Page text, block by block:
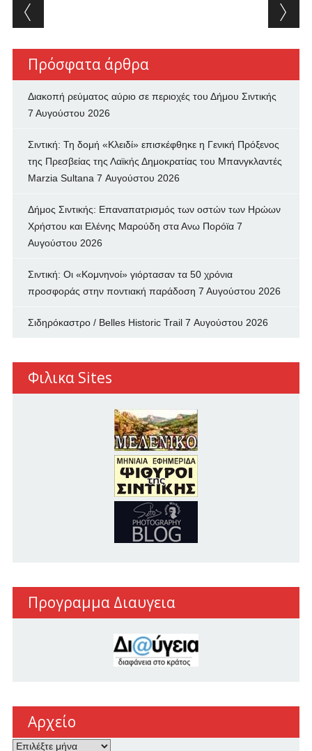
Post navigation
Πρόσφατα άρθρα
Διακοπή ρεύματος αύριο σε περιοχές του Δήμου Σιντικής
7 Αυγούστου 2026
Σιντική: Τη δομή «Κλειδί» επισκέφθηκε η Γενική Πρόξενος
της Πρεσβείας της Λαϊκής Δημοκρατίας του Μπανγκλαντές
Marzia Sultana 7 Αυγούστου 2026
Δήμος Σιντικής: Επαναπατρισμός των oστών των Ηρώων
Χρήστου και Ελένης Μαρούδη στα Ανω Πορόϊα 7
Αυγούστου 2026
Σιντική: Οι «Κομνηνοί» γιόρτασαν τα 50 χρόνια
προσφοράς στην ποντιακή παράδοση 7 Αυγούστου 2026
Σιδηρόκαστρο / Belles Historic Trail 7 Αυγούστου 2026
Φιλικα Sites
Προγραμμα Διαυγεια
Αρχείο
Αρχείο